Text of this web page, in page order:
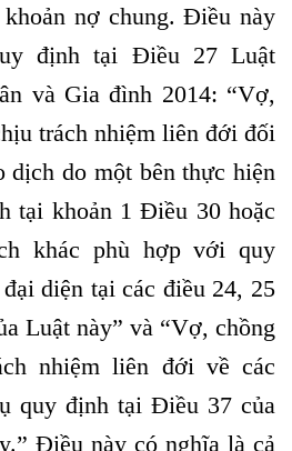
nợ chung. Điều này
định tại Điều 27 Luật
và Gia đình 2014: “Vợ,
trách nhiệm liên đới đối
dịch do một bên thực hiện
tại khoản 1 Điều 30 hoặc
khác phù hợp với quy
diện tại các điều 24, 25
Luật này” và “Vợ, chồng
nhiệm liên đới về các
quy định tại Điều 37 của
Điều này có nghĩa là cả